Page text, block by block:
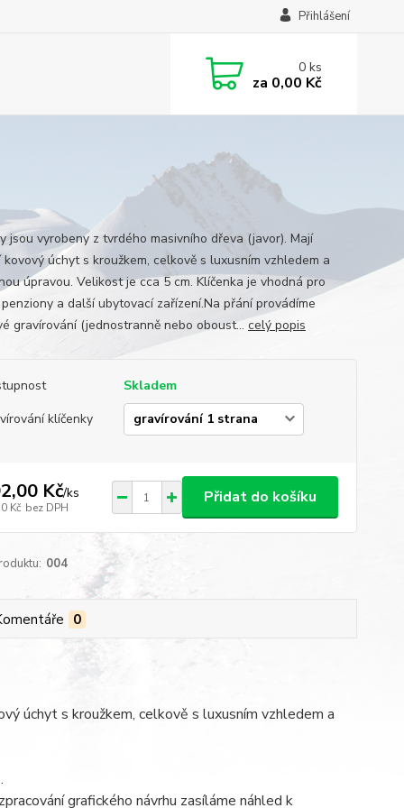
Přihlášení
0ks
za 0,00 Kč
jsou vyrobeny z tvrdého masivního dřeva (javor). Mají
úchyt s kroužkem, celkově s luxusním vzhledem a
úpravou. Velikost je cca 5 cm. Klíčenka je vhodná pro
a další ubytovací zařízení.Na přání provádíme
gravírování (jednostranně nebo oboust...celý popis
Skladem
klíčenky
Kč/ks
Kč bez DPH
Přidat do košíku
004
0
úchyt s kroužkem, celkově s luxusním vzhledem a
grafického návrhu zasíláme náhled k